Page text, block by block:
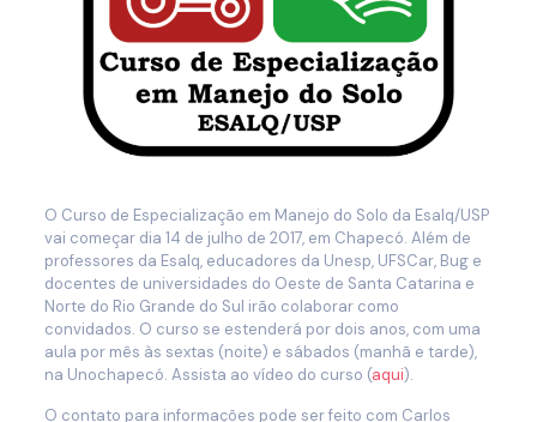
O Curso de Especialização em Manejo do Solo da Esalq/USP
vai começar dia 14 de julho de 2017, em Chapecó. Além de
professores da Esalq, educadores da Unesp, UFSCar, Bug e
docentes de universidades do Oeste de Santa Catarina e
Norte do Rio Grande do Sul irão colaborar como
convidados. O curso se estenderá por dois anos, com uma
aula por mês às sextas (noite) e sábados (manhã e tarde),
na Unochapecó. Assista ao vídeo do curso (aqui).
O contato para informações pode ser feito com Carlos